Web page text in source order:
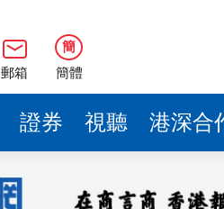
郵箱
簡
簡體
證券 視聽 港深合